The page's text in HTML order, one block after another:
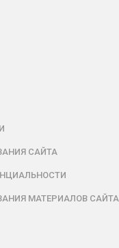
САЙТА
МАТЕРИАЛОВ САЙТА